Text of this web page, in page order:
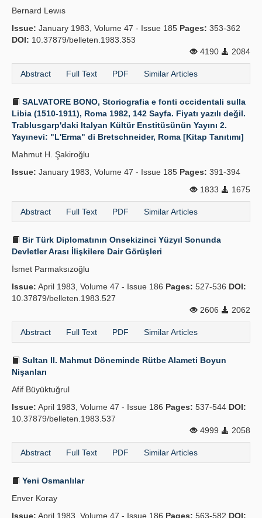
Bernard Lewıs
Issue: January 1983, Volume 47 - Issue 185 Pages: 353-362
DOI: 10.37879/belleten.1983.353
4190
2084
Abstract Full Text PDF Similar Articles
SALVATORE BONO, Storiografia e fonti occidentali sulla
Libia (1510-1911), Roma 1982, 142 Sayfa. Fiyatı yazılı değil.
Trablusgarp'daki Italyan Kültür Enstitüsünün Yayını 2.
Yayınevi: "L'Erma" di Bretschneider, Roma [Kitap Tanıtımı]
Mahmut H. Şakiroğlu
Issue: January 1983, Volume 47 - Issue 185 Pages: 391-394
1833
1675
Abstract Full Text PDF Similar Articles
Bir Türk Diplomatının Onsekizinci Yüzyıl Sonunda
Devletler Arası İlişkilere Dair Görüşleri
İsmet Parmaksızoğlu
Issue: April 1983, Volume 47 - Issue 186 Pages: 527-536 DOI:
10.37879/belleten.1983.527
2606
2062
Abstract Full Text PDF Similar Articles
Sultan II. Mahmut Döneminde Rütbe Alameti Boyun
Nişanları
Afif Büyüktuğrul
Issue: April 1983, Volume 47 - Issue 186 Pages: 537-544 DOI:
10.37879/belleten.1983.537
4999
2058
Abstract Full Text PDF Similar Articles
Yeni Osmanlılar
Enver Koray
Issue: April 1983, Volume 47 - Issue 186 Pages: 563-582 DOI: